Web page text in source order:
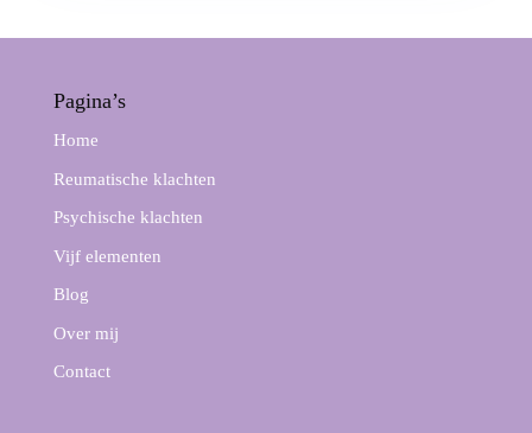
Pagina’s
Home
Reumatische klachten
Psychische klachten
Vijf elementen
Blog
Over mij
Contact